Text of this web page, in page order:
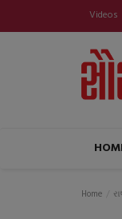
Videos
Home